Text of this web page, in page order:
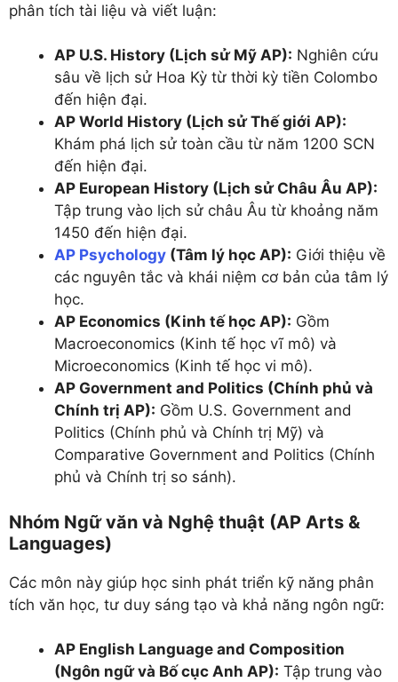
phân tích tài liệu và viết luận:
AP U.S. History (Lịch sử Mỹ AP): Nghiên cứu
sâu về lịch sử Hoa Kỳ từ thời kỳ tiền Colombo
đến hiện đại.
AP World History (Lịch sử Thế giới AP):
Khám phá lịch sử toàn cầu từ năm 1200 SCN
đến hiện đại.
AP European History (Lịch sử Châu Âu AP):
Tập trung vào lịch sử châu Âu từ khoảng năm
1450 đến hiện đại.
AP Psychology (Tâm lý học AP): Giới thiệu về
các nguyên tắc và khái niệm cơ bản của tâm lý
học.
AP Economics (Kinh tế học AP): Gồm
Macroeconomics (Kinh tế học vĩ mô) và
Microeconomics (Kinh tế học vi mô).
AP Government and Politics (Chính phủ và
Chính trị AP): Gồm U.S. Government and
Politics (Chính phủ và Chính trị Mỹ) và
Comparative Government and Politics (Chính
phủ và Chính trị so sánh).
Nhóm Ngữ văn và Nghệ thuật (AP Arts &
Languages)
Các môn này giúp học sinh phát triển kỹ năng phân
tích văn học, tư duy sáng tạo và khả năng ngôn ngữ:
AP English Language and Composition
(Ngôn ngữ và Bố cục Anh AP): Tập trung vào